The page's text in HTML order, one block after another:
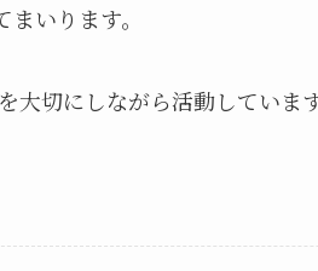
いります。
切にしながら活動しています